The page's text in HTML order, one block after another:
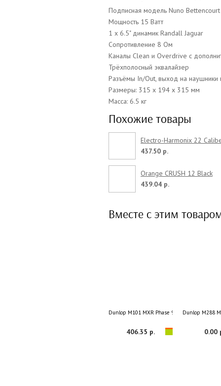
Подписная модель Nuno
Мощность 15 Ватт
1 x 6.5" динамик Randall Jaguar
Сопротивление 8 Ом
Каналы Clean и Overdrive с
Трёхполосный эквалайзер
Разъёмы In/Out, выход на наушники
Размеры: 315 х 194 х 315 мм
Масса: 6.5 кг
Похожие товары
Electro-Harmonix 22
437.50 р.
Orange CRUSH 12 Black
439.04 р.
Вместе с этим
Dunlop M101 MXR Phase 90
406.35 р.
Dunlop M288
0.00